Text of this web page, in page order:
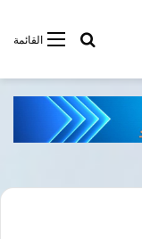
القائمةأبحت فى